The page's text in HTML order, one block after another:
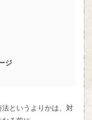
ジ
というよりかは、対